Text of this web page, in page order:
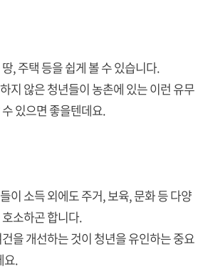
, 주택 등을 쉽게 볼 수 있습니다.
지 않은 청년들이 농촌에 있는 이런 유무
있으면 좋을텐데요.
이 소득 외에도 주거, 보육, 문화 등 다양
소하곤 합니다.
을 개선하는 것이 청년을 유인하는 중요
요.